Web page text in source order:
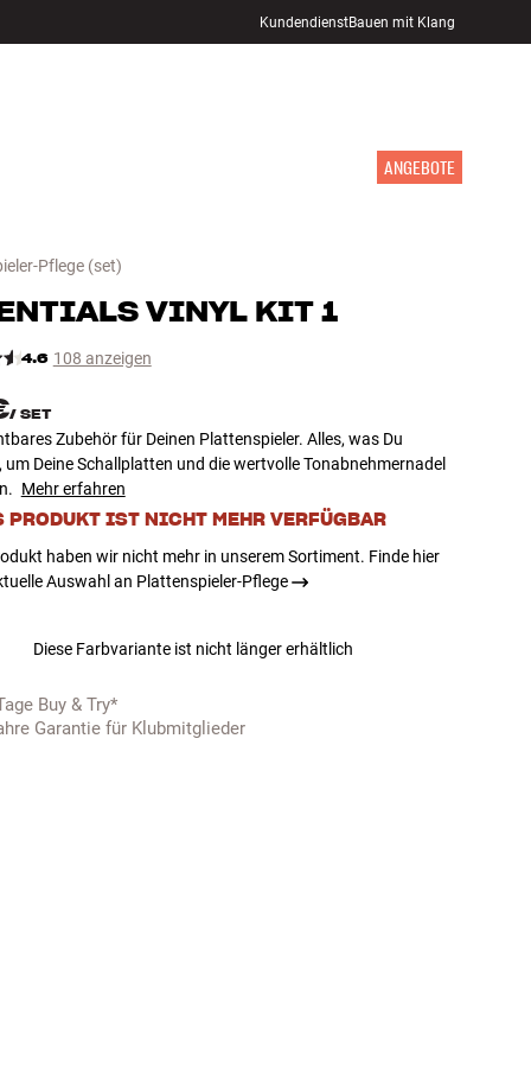
KundendienstBauen mit Klang
ANGEBOTE
Pflege(set)
VINYL KIT 1
4.6 108 anzeigen
/ SET
Zubehör für Deinen Plattenspieler. Alles, was Du
um Deine Schallplatten und die wertvolle Tonabnehmernadel
Mehr erfahren
PRODUKT IST NICHT MEHR VERFÜGBAR
haben wir nicht mehr in unserem Sortiment. Finde hier
Auswahl an Plattenspieler-Pflege
Diese Farbvariante ist nicht länger erhältlich
Buy & Try*
Garantie für Klubmitglieder